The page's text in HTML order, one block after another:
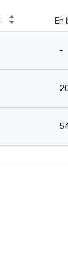
En
-